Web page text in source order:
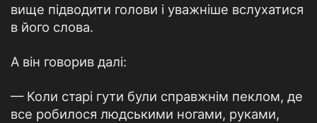
вище підводити голови і уважніше вслухатися
в його слова.
А він говорив далі:
— Коли старі гути були справжнім пеклом, де
все робилося людськими ногами, руками,